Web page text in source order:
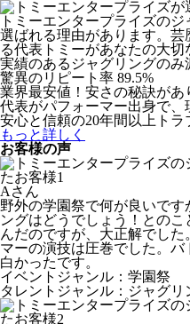
トミーエンタープライズの
選ばれる理由があります。芸
る代表トミーがあなたの大切
実績のあるジャグリングのみ
驚異のリピート率 89.5%
業界最安値！安さの秘訣があ
代表がパフォーマー出身で、
安心と信頼の20年間以上トラ
もっと詳しく
お客様の声
Aさん
野外の学園祭で何が良いで
ングはどうでしょう！との
んだのですが、大正解でし
マーの演技は圧巻でした。
白かったです。
イベントジャンル：学園祭
タレントジャンル：ジャグリ